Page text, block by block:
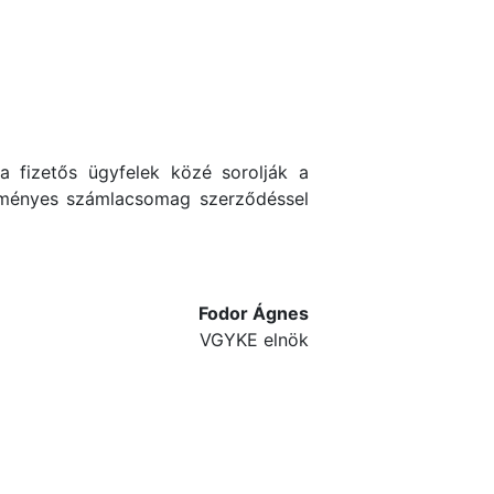
a fizetős ügyfelek közé sorolják a
számlacsomag szerződéssel
Fodor Ágnes
VGYKE elnök